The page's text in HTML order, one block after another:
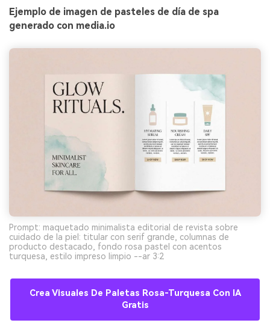
Ejemplo de imagen de pasteles de día de spa
generado con media.io
Prompt: maquetado minimalista editorial de revista sobre
cuidado de la piel: titular con serif grande, columnas de
producto destacado, fondo rosa pastel con acentos
turquesa, estilo impreso limpio --ar 3:2
Crea Visuales De Paletas Rosa-Turquesa Con IA
Gratis